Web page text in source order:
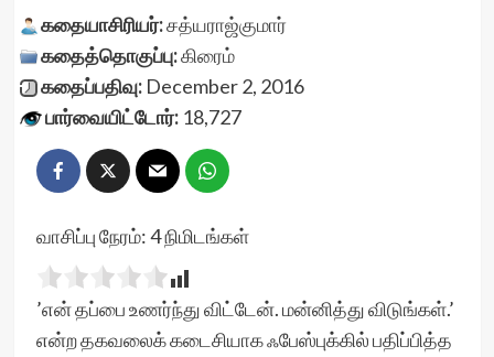
கதையாசிரியர்:சத்யராஜ்குமார்
கதைத்தொகுப்பு:கிரைம்
கதைப்பதிவு:December 2, 2016
பார்வையிட்டோர்:18,727
வாசிப்பு நேரம்:4நிமிடங்கள்
’என் தப்பை உணர்ந்து விட்டேன். மன்னித்து விடுங்கள்.’
என்ற தகவலைக் கடைசியாக ஃபேஸ்புக்கில் பதிப்பித்த